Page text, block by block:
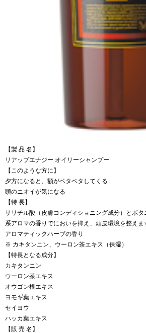
【製 品 名】
リアップエナジー オイリーシャンプー
【このような方に】
夕方になると、額がベタベタしてくる
頭のニオイが気になる
【特 長】
サリチル酸（皮膚コンディショニング成分）とボ
系アロマの香りでにおいを抑え、頭皮環境を整えま
アロマティックハーブの香り
※ カキタンニン、ウーロン茶エキス（保湿）
【特長となる成分】
カキタンニン
ウーロン茶エキス
オウゴン根エキス
ヨモギ葉エキス
セイヨウ
ハッカ葉エキス
【販 売 名】